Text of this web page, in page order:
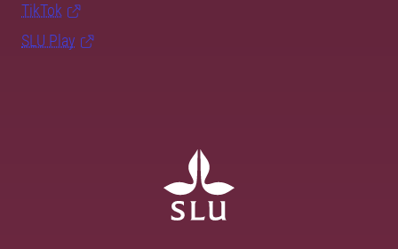
TikTok
SLU Play